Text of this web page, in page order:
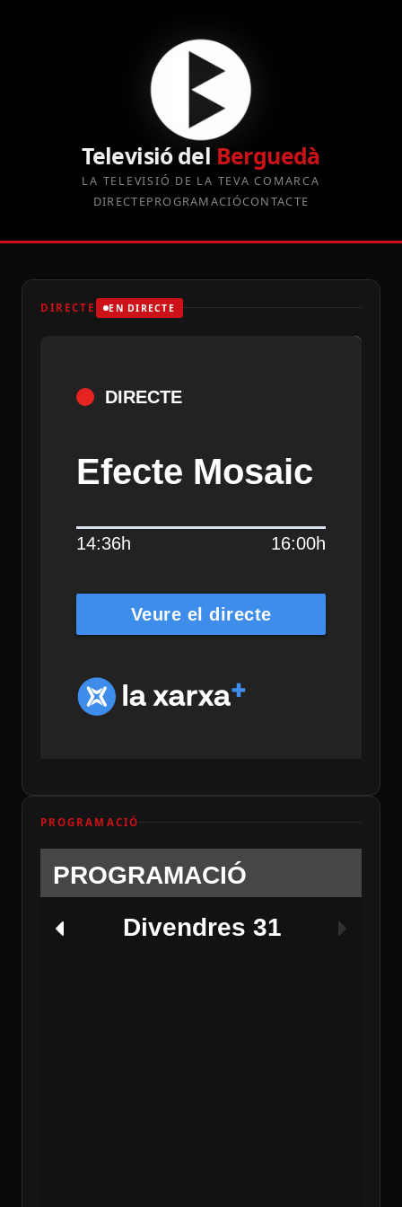
Televisió del Berguedà
LA TELEVISIÓ DE LA TEVA COMARCA
DIRECTEPROGRAMACIÓCONTACTE
DIRECTE EN DIRECTE
DIRECTE
Efecte Mosaic
14:36h 16:00h
Veure el directe
PROGRAMACIÓ
PROGRAMACIÓ
Divendres 31